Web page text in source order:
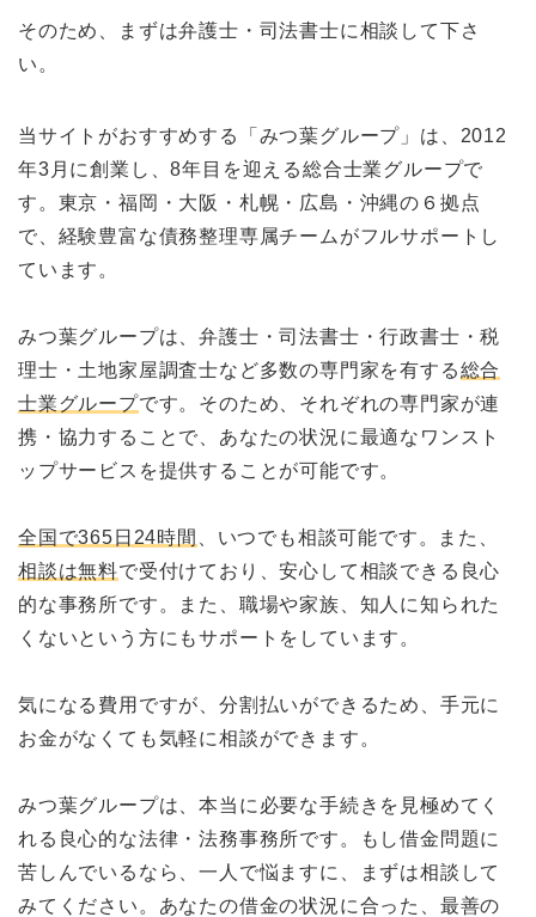
そのため、まずは弁護士・司法書士に相談して下さ
い。
当サイトがおすすめする「みつ葉グループ」は、2012
年3月に創業し、8年目を迎える総合士業グループで
す。東京・福岡・大阪・札幌・広島・沖縄の６拠点
で、経験豊富な債務整理専属チームがフルサポートし
ています。
みつ葉グループは、弁護士・司法書士・行政書士・税
理士・土地家屋調査士など多数の専門家を有する総合
士業グループです。そのため、それぞれの専門家が連
携・協力することで、あなたの状況に最適なワンスト
ップサービスを提供することが可能です。
全国で365日24時間
、いつでも相談可能です。また、
相談は無料で受付けており、安心して相談できる良心
的な事務所です。また、職場や家族、知人に知られた
くないという方にもサポートをしています。
気になる費用ですが、分割払いができるため、手元に
お金がなくても気軽に相談ができます。
みつ葉グループは、本当に必要な手続きを見極めてく
れる良心的な法律・法務事務所です。もし借金問題に
苦しんでいるなら、一人で悩ますに、まずは相談して
みてください。あなたの借金の状況に合った、最善の